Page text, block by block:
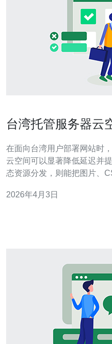
台湾托管服务器云
在面向台湾用户部署网站时
云空间可以显著降低延迟并
态资源分发，则能把图片、
计、缓存策略、域名解析与
2026年4月3日